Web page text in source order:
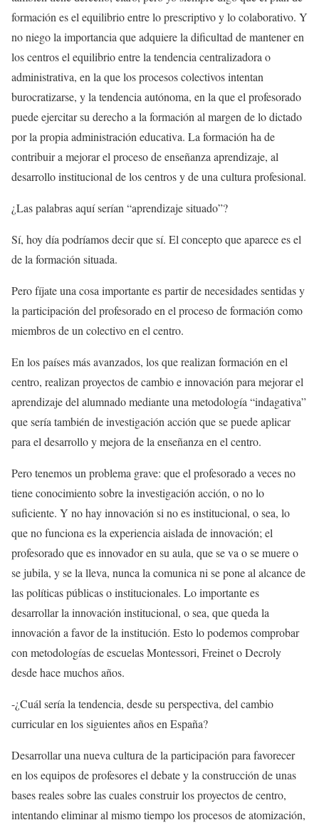
formación es el equilibrio entre lo prescriptivo y lo colaborativo. Y
no niego la importancia que adquiere la dificultad de mantener en
los centros el equilibrio entre la tendencia centralizadora o
administrativa, en la que los procesos colectivos intentan
burocratizarse, y la tendencia autónoma, en la que el profesorado
puede ejercitar su derecho a la formación al margen de lo dictado
por la propia administración educativa. La formación ha de
contribuir a mejorar el proceso de enseñanza aprendizaje, al
desarrollo institucional de los centros y de una cultura profesional.
¿Las palabras aquí serían “aprendizaje situado”?
Sí, hoy día podríamos decir que sí. El concepto que aparece es el
de la formación situada.
Pero fíjate una cosa importante es partir de necesidades sentidas y
la participación del profesorado en el proceso de formación como
miembros de un colectivo en el centro.
En los países más avanzados, los que realizan formación en el
centro, realizan proyectos de cambio e innovación para mejorar el
aprendizaje del alumnado mediante una metodología “indagativa”
que sería también de investigación acción que se puede aplicar
para el desarrollo y mejora de la enseñanza en el centro.
Pero tenemos un problema grave: que el profesorado a veces no
tiene conocimiento sobre la investigación acción, o no lo
suficiente. Y no hay innovación si no es institucional, o sea, lo
que no funciona es la experiencia aislada de innovación; el
profesorado que es innovador en su aula, que se va o se muere o
se jubila, y se la lleva, nunca la comunica ni se pone al alcance de
las políticas públicas o institucionales. Lo importante es
desarrollar la innovación institucional, o sea, que queda la
innovación a favor de la institución. Esto lo podemos comprobar
con metodologías de escuelas Montessori, Freinet o Decroly
desde hace muchos años.
-¿Cuál sería la tendencia, desde su perspectiva, del cambio
curricular en los siguientes años en España?
Desarrollar una nueva cultura de la participación para favorecer
en los equipos de profesores el debate y la construcción de unas
bases reales sobre las cuales construir los proyectos de centro,
intentando eliminar al mismo tiempo los procesos de atomización,